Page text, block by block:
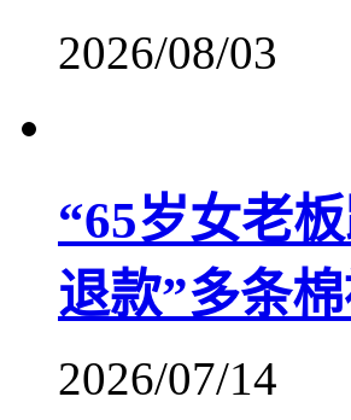
2026/08/03
“65岁女老
退款”多条
2026/07/14